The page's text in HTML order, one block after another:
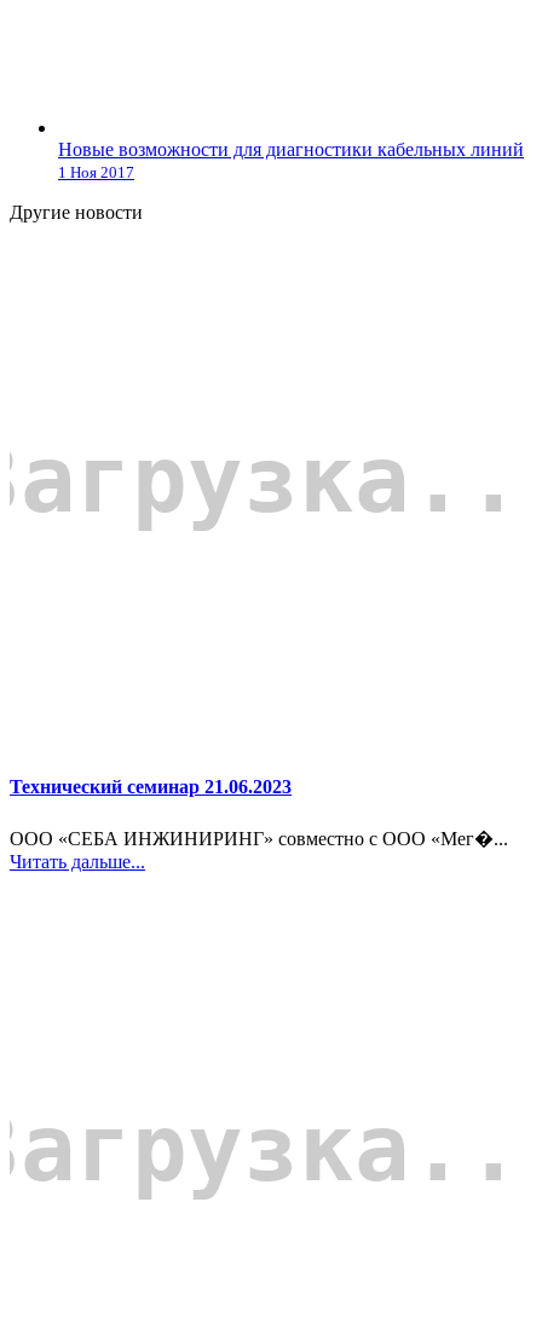
Новые возможности для диагностики кабельных линий
1 Ноя 2017
Другие новости
Технический семинар 21.06.2023
ООО «СЕБА ИНЖИНИРИНГ» совместно с ООО «Мег�...
Читать дальше...